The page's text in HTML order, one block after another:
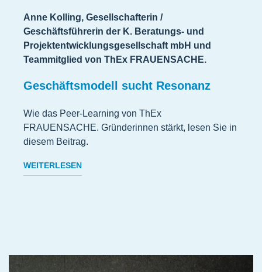
Anne Kolling, Gesellschafterin /
Geschäftsführerin der K. Beratungs- und
Projektentwicklungsgesellschaft mbH und
Teammitglied von ThEx FRAUENSACHE.
Geschäftsmodell sucht Resonanz
Wie das Peer-Learning von ThEx
FRAUENSACHE. Gründerinnen stärkt, lesen Sie in
diesem Beitrag.
WEITERLESEN